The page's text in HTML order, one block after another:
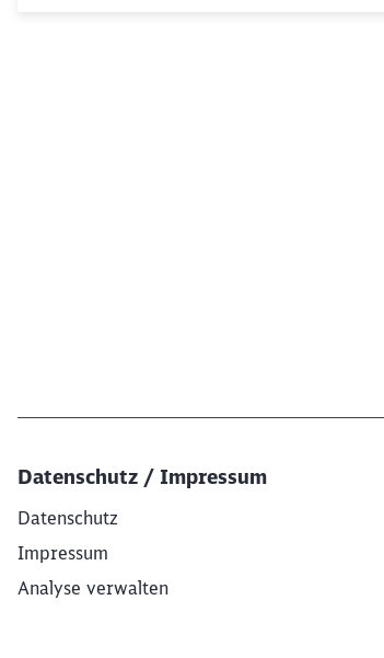
Datenschutz / Impressum
Datenschutz
Impressum
Analyse verwalten